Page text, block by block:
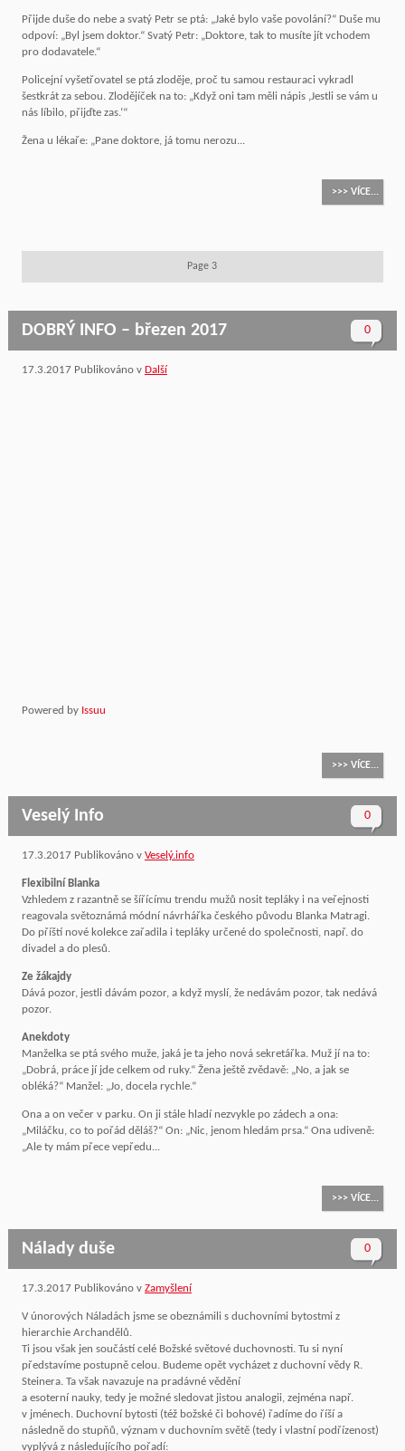
Přijde duše do nebe a svatý Petr se ptá: „Jaké bylo vaše povolání?“ Duše mu
odpoví: „Byl jsem doktor.“ Svatý Petr: „Doktore, tak to musíte jít vchodem
pro dodavatele.“
Policejní vyšetřovatel se ptá zloděje, proč tu samou restauraci vykradl
šestkrát za sebou. Zlodějíček na to: „Když oni tam měli nápis ‚Jestli se vám u
nás líbilo, přijďte zas.‘“
Žena u lékaře: „Pane doktore, já tomu nerozu...
>>> VÍCE...
Page 3
0
DOBRÝ INFO – březen 2017
17.3.2017 Publikováno v Další
Powered by Issuu
>>> VÍCE...
0
Veselý Info
17.3.2017 Publikováno v Veselý.info
Flexibilní Blanka
Vzhledem z razantně se šířícímu trendu mužů nosit tepláky i na veřejnosti
reagovala světoznámá módní návrhářka českého původu Blanka Matragi.
Do příští nové kolekce zařadila i tepláky určené do společnosti, např. do
divadel a do plesů.
Ze žákajdy
Dává pozor, jestli dávám pozor, a když myslí, že nedávám pozor, tak nedává
pozor.
Anekdoty
Manželka se ptá svého muže, jaká je ta jeho nová sekretářka. Muž jí na to:
„Dobrá, práce jí jde celkem od ruky.“ Žena ještě zvědavě: „No, a jak se
obléká?“ Manžel: „Jo, docela rychle.“
Ona a on večer v parku. On ji stále hladí nezvykle po zádech a ona:
„Miláčku, co to pořád děláš?“ On: „Nic, jenom hledám prsa.“ Ona udiveně:
„Ale ty mám přece vepředu...
>>> VÍCE...
0
Nálady duše
17.3.2017 Publikováno v Zamyšlení
V únorových Náladách jsme se obeznámili s duchovními bytostmi z
hierarchie Archandělů.
Ti jsou však jen součástí celé Božské světové duchovnosti. Tu si nyní
představíme postupně celou. Budeme opět vycházet z duchovní vědy R.
Steinera. Ta však navazuje na pradávné vědění
a esoterní nauky, tedy je možné sledovat jistou analogii, zejména např.
v jménech. Duchovní bytosti (též božské či bohové) řadíme do říší a
následně do stupňů, význam v duchovním světě (tedy i vlastní podřízenost)
vyplývá z následujícího pořadí: